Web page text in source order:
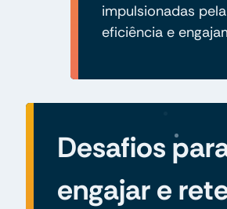
impulsionadas
eficiência e
Desafios
engajar e